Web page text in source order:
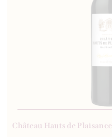
Château Hauts de Plaisance